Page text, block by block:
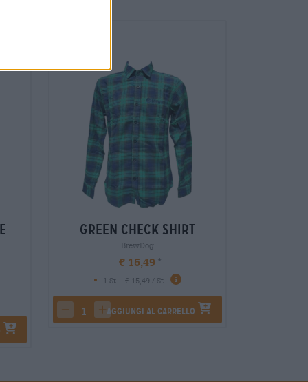
Green check Shirt
BrewDog
€ 15,49
-
1 St. - € 15,49 / St.
decrease quantity
increase quantity
Aggiungi al carrello